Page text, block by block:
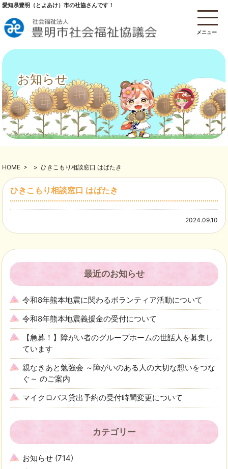
メニュー
愛知県豊明（とよあけ）市の社協さんです！
お知らせ
HOME > > ひきこもり相談窓口 はばたき
ひきこもり相談窓口 はばたき
2024.09.10
最近のお知らせ
令和8年熊本地震に関わるボランティア活動について
令和8年熊本地震義援金の受付について
【急募！】障がい者のグループホームの世話人を募集し
ています
親なきあと勉強会 ～障がいのある人の大切な想いをつな
ぐ～ のご案内
マイクロバス貸出予約の受付時間変更について
カテゴリー
お知らせ (714)